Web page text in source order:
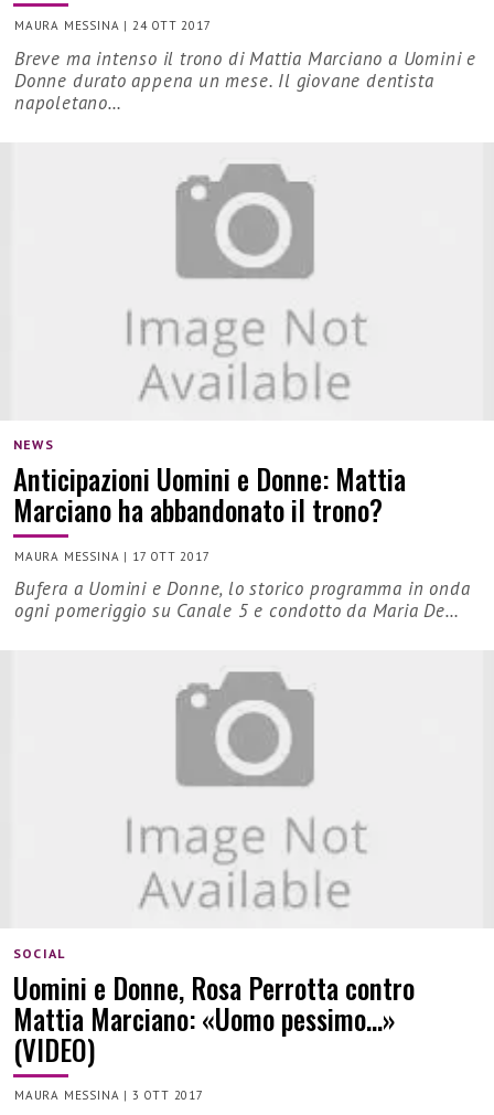
MAURA MESSINA | 24 OTT 2017
Breve ma intenso il trono di Mattia Marciano a Uomini e
Donne durato appena un mese. Il giovane dentista
napoletano…
NEWS
Anticipazioni Uomini e Donne: Mattia
Marciano ha abbandonato il trono?
MAURA MESSINA | 17 OTT 2017
Bufera a Uomini e Donne, lo storico programma in onda
ogni pomeriggio su Canale 5 e condotto da Maria De…
SOCIAL
Uomini e Donne, Rosa Perrotta contro
Mattia Marciano: «Uomo pessimo…»
(VIDEO)
MAURA MESSINA | 3 OTT 2017